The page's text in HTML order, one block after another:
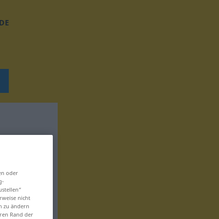
DE
oder
nicht
zu ändern
Rand der